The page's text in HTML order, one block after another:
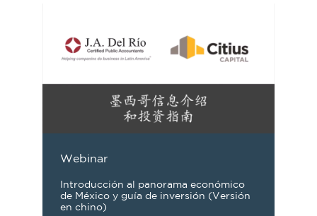
Webinar
Introducción al panorama económico
de México y guía de inversión (Versión
en chino)